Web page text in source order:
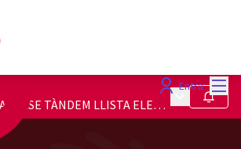
Entra
TÀNDEM LLISTA ELECTORAL 2027
Menú Seguir